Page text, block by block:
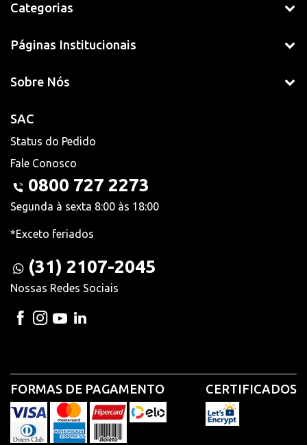
Categorias
Páginas Institucionais
Sobre Nós
SAC
Status do Pedido
Fale Conosco
0800 727 2273
Segunda à sexta 8:00 às 18:00
*Exceto feriados
(31) 2107-2045
Nossas Redes Sociais
FORMAS DE PAGAMENTO CERTIFICADOS